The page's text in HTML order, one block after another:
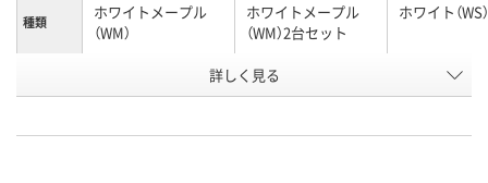
種類
ホワイトメープル
（WM）
ホワイトメープル
（WM）2台セット
ホワイト（WS）
U932041 J923948
詳しく見る